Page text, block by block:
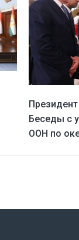
Беседы с
ООН по